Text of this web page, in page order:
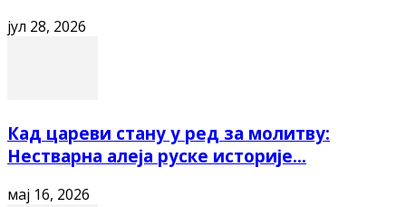
јул 28, 2026
Кад цареви стану у ред за молитву:
Нестварна алеја руске историје...
мај 16, 2026